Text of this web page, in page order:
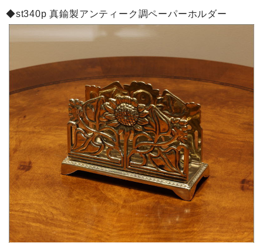
◆st340p 真鍮製アンティーク調ペーパーホルダー